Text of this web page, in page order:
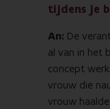
tijdens je
An: De
al van in het
concept
vrouw die
vrouw